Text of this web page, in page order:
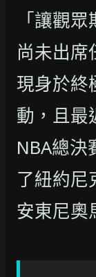
「讓觀
尚未出席
現身於終
動，且最
NBA總決
了紐約尼
安東尼奧